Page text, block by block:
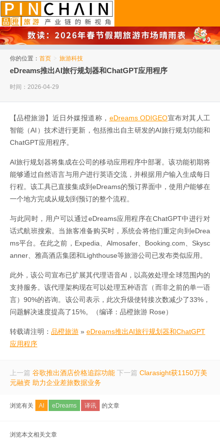
你的位置： 首页 > 旅游科技
eDreams推出AI旅行规划器和ChatGPT应用程序
时间：2026-04-29
【品橙旅游】近日外媒报道称， eDreams ODIGEO宣布对其人工
智能（AI）技术进行更新，包括推出自主研发的AI旅行规划功能和
ChatGPT应用程序。
AI旅行规划器将集成在公司的移动应用程序中部署。该功能初期将
能够通过自然语言与用户进行英语交流，并根据用户输入生成每日
行程。该工具已直接集成到eDreams的预订界面中，使用户能够在
一个地方完成从规划到预订的整个流程。
与此同时，用户可以通过eDreams应用程序在ChatGPT中进行对
话式航班搜索。当旅客准备购买时，系统会将他们重定向到eDrea
ms平台。在此之前，Expedia、Almosafer、Booking.com、Skysc
anner、雅高酒店集团和Lighthouse等旅游公司已发布类似应用。
此外，该公司宣布已扩展其代理语音AI，以高效处理全球范围内的
支持服务。该代理架构现在可以处理五种语言（而非之前的单一语
言）90%的咨询。该公司表示，此次升级使转接次数减少了33%，
问题解决速度提高了15%。（编译：品橙旅游 Rose）
转载请注明： 品橙旅游 » eDreams推出AI旅行规划器和ChatGPT
应用程序
上一篇 谷歌推出酒店价格追踪功能 下一篇 Clarasight获1150万美
元融资 助力企业差旅数据业务
浏览有关 AI eDreams 译讯 的文章
浏览本文相关文章